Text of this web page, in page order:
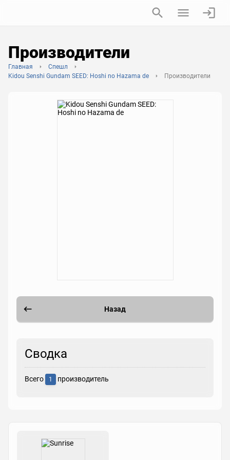
Производители
Главная
Спешл
Kidou Senshi Gundam SEED: Hoshi no Hazama de
Производители
Назад
Сводка
Всего 1 производитель